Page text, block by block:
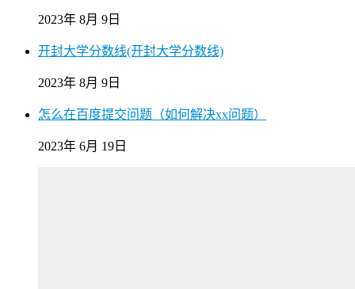
2023年 8月 9日
开封大学分数线(开封大学分数线)
2023年 8月 9日
怎么在百度提交问题（如何解决xx问题）
2023年 6月 19日